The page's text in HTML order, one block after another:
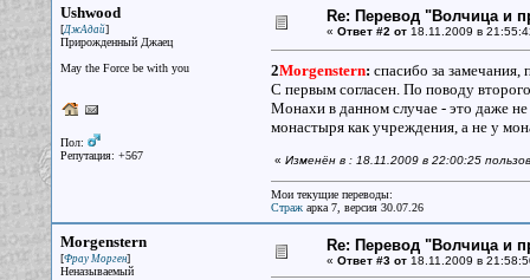
Ushwood
[ДжАдай]
Прирожденный Джаец
May the Force be with you
Пол:
Репутация: +567
Re: Перевод "Волчица и
« Ответ #2 от18.11.2009 в
2Morgenstern: спасибо за
С первым согласен. По поводу
Монахи в данном случае - это даже
монастыря как учреждения, а не у
« Изменён в : 18.11.2009 в 22:00:25
Мои текущие переводы:
Стражарка 7, версия 30.07.26
Morgenstern
[Фрау Морген]
Неназываемый
Re: Перевод "Волчица и
« Ответ #3 от18.11.2009 в